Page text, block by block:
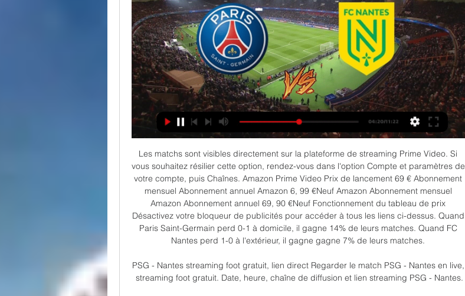
Les matchs sont visibles directement sur la plateforme de streaming Prime Video. Si
vous souhaitez résilier cette option, rendez-vous dans l'option Compte et paramètres de
votre compte, puis Chaînes. Amazon Prime Video Prix de lancement 69 € Abonnement
mensuel Abonnement annuel Amazon 6, 99 €Neuf Amazon Abonnement mensuel
Amazon Abonnement annuel 69, 90 €Neuf Fonctionnement du tableau de prix
Désactivez votre bloqueur de publicités pour accéder à tous les liens ci-dessus. Quand
Paris Saint-Germain perd 0-1 à domicile, il gagne 14% de leurs matches. Quand FC
Nantes perd 1-0 à l'extérieur, il gagne gagne 7% de leurs matches.
PSG - Nantes streaming foot gratuit, lien direct Regarder le match PSG - Nantes en live,
streaming foot gratuit. Date, heure, chaîne de diffusion et lien streaming PSG - Nantes.